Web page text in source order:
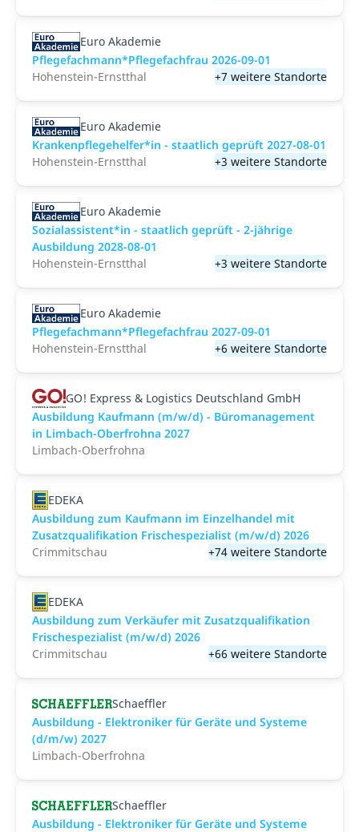
Euro Akademie
Pflegefachmann*Pflegefachfrau 2026-09-01
Hohenstein-Ernstthal
+7 weitere Standorte
Euro Akademie
Krankenpflegehelfer*in - staatlich geprüft 2027-08-01
Hohenstein-Ernstthal
+3 weitere Standorte
Euro Akademie
Sozialassistent*in - staatlich geprüft - 2-jährige
Ausbildung 2028-08-01
Hohenstein-Ernstthal
+3 weitere Standorte
Euro Akademie
Pflegefachmann*Pflegefachfrau 2027-09-01
Hohenstein-Ernstthal
+6 weitere Standorte
GO! Express & Logistics Deutschland GmbH
Ausbildung Kaufmann (m/w/d) - Büromanagement
in Limbach-Oberfrohna 2027
Limbach-Oberfrohna
EDEKA
Ausbildung zum Kaufmann im Einzelhandel mit
Zusatzqualifikation Frischespezialist (m/w/d) 2026
Crimmitschau
+74 weitere Standorte
EDEKA
Ausbildung zum Verkäufer mit Zusatzqualifikation
Frischespezialist (m/w/d) 2026
Crimmitschau
+66 weitere Standorte
Schaeffler
Ausbildung - Elektroniker für Geräte und Systeme
(d/m/w) 2027
Limbach-Oberfrohna
Schaeffler
Ausbildung - Elektroniker für Geräte und Systeme